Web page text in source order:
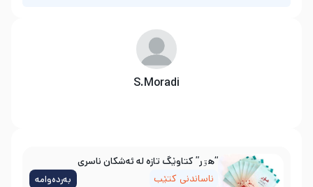
S.Moradi
“هۊر” کتاوێگ تازە لە ئەشکان ناسری
ناساندنی کتێب
بەردەوامە